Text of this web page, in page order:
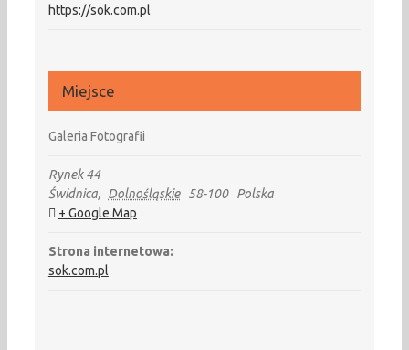
https://sok.com.pl
Miejsce
Galeria Fotografii
Rynek 44
Świdnica, Dolnośląskie 58-100
Polska
+ Google Map
Strona internetowa:
sok.com.pl